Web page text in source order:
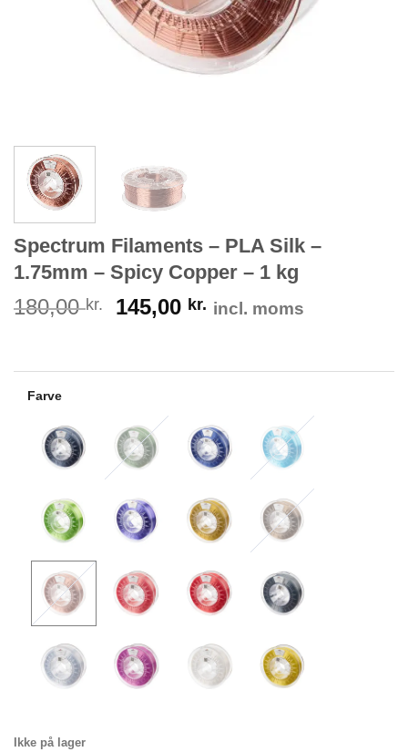
Spectrum Filaments – PLA Silk –
1.75mm – Spicy Copper – 1 kg
180,00kr. 145,00 kr. incl. moms
Farve
Ikke på lager